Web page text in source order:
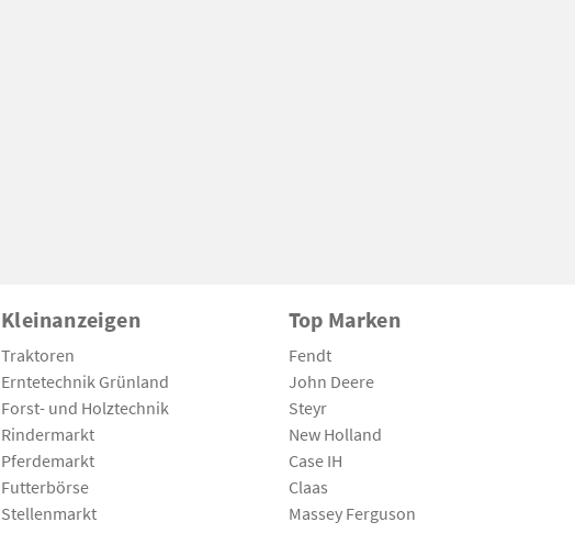
Kleinanzeigen
Traktoren
Erntetechnik Grünland
Forst- und Holztechnik
Rindermarkt
Pferdemarkt
Futterbörse
Stellenmarkt
Top Marken
Fendt
John Deere
Steyr
New Holland
Case IH
Claas
Massey Ferguson